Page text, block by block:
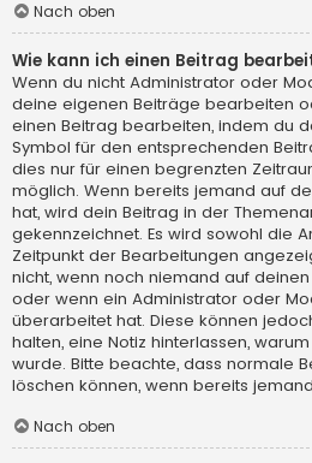
Nach oben
Wie kann ich einen Beitrag
Wenn du nicht Administrator oder
deine eigenen Beiträge bearbeiten
einen Beitrag bearbeiten, indem du
Symbol für den entsprechenden
dies nur für einen begrenzten
möglich. Wenn bereits jemand auf
hat, wird dein Beitrag in der
gekennzeichnet. Es wird sowohl die
Zeitpunkt der Bearbeitungen
nicht, wenn noch niemand auf
oder wenn ein Administrator oder
überarbeitet hat. Diese können
halten, eine Notiz hinterlassen,
wurde. Bitte beachte, dass normale
löschen können, wenn bereits
Nach oben